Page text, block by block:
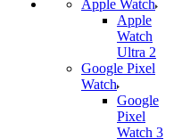
Apple Watch
Apple
Watch
Ultra 2
Google Pixel
Watch
Google
Pixel
Watch 3